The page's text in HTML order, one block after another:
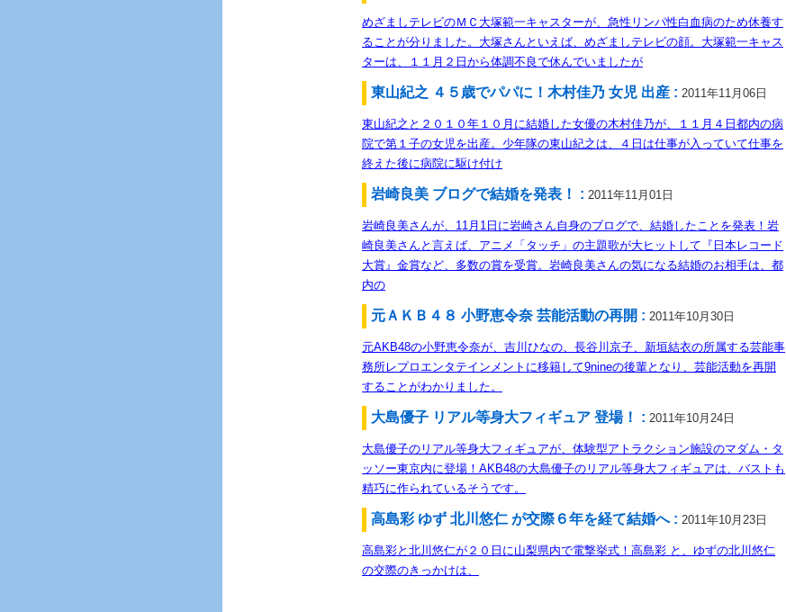
めざましテレビのＭＣ大塚範一キャスターが、急性リンパ性白血病のため休養す
ることが分りました。大塚さんといえば、めざましテレビの顔。大塚範一キャス
ターは、１１月２日から体調不良で休んでいましたが
東山紀之 ４５歳でパパに！木村佳乃 女児 出産 : 2011年11月06日
東山紀之と２０１０年１０月に結婚した女優の木村佳乃が、１１月４日都内の病
院で第１子の女児を出産。少年隊の東山紀之は、４日は仕事が入っていて仕事を
終えた後に病院に駆け付け
岩崎良美 ブログで結婚を発表！ : 2011年11月01日
岩崎良美さんが、11月1日に岩崎さん自身のブログで、結婚したことを発表！岩
崎良美さんと言えば、アニメ「タッチ」の主題歌が大ヒットして『日本レコード
大賞』金賞など、多数の賞を受賞。岩崎良美さんの気になる結婚のお相手は、都
内の
元ＡＫＢ４８ 小野恵令奈 芸能活動の再開 : 2011年10月30日
元AKB48の小野恵令奈が、吉川ひなの、長谷川京子、新垣結衣の所属する芸能事
務所レプロエンタテインメントに移籍して9nineの後輩となり、芸能活動を再開
することがわかりました。
大島優子 リアル等身大フィギュア 登場！ : 2011年10月24日
大島優子のリアル等身大フィギュアが、体験型アトラクション施設のマダム・タ
ッソー東京内に登場！AKB48の大島優子のリアル等身大フィギュアは、バストも
精巧に作られているそうです。
高島彩 ゆず 北川悠仁 が交際６年を経て結婚へ : 2011年10月23日
高島彩と北川悠仁が２０日に山梨県内で電撃挙式！高島彩 と、ゆずの北川悠仁
の交際のきっかけは、